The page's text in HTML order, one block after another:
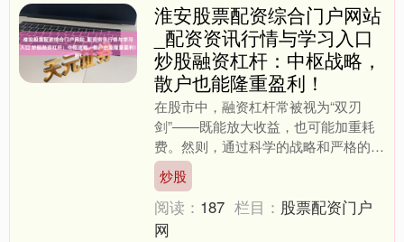
淮安股票配资综合门户网站
_配资资讯行情与学习入口
炒股融资杠杆：中枢战略，
散户也能隆重盈利！
在股市中，融资杠杆常被视为“双刃
剑”——既能放大收益，也可能加重耗
费。然则，通过科学的战略和严格的风
险限度，散户投资者相同不错借助杠杆
用具竣事隆重盈利。本文将揭....
炒股
阅读： 187 栏目： 股票配资门户
网